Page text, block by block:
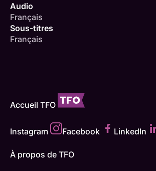
Audio
Français
Sous-titres
Français
Accueil TFO
Instagram Facebook LinkedIn
À propos de TFO